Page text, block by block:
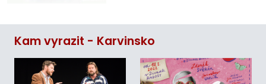
Kam vyrazit - Karvinsko